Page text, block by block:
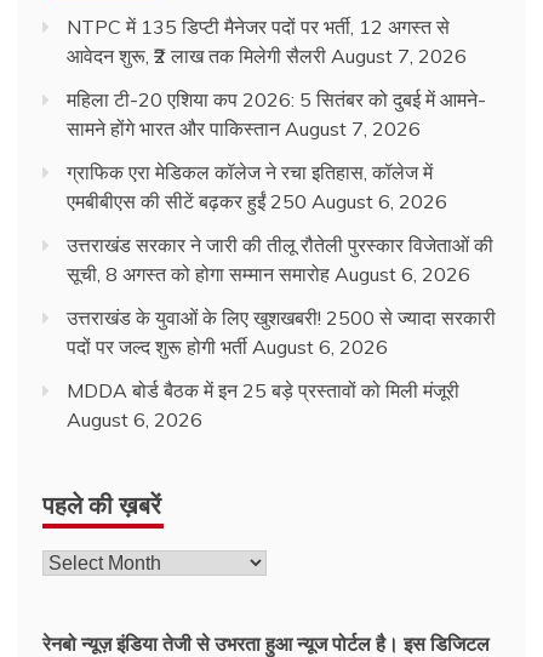
NTPC में 135 डिप्टी मैनेजर पदों पर भर्ती, 12 अगस्त से
आवेदन शुरू, ₹2 लाख तक मिलेगी सैलरी August 7, 2026
महिला टी-20 एशिया कप 2026: 5 सितंबर को दुबई में आमने-
सामने होंगे भारत और पाकिस्तान August 7, 2026
ग्राफिक एरा मेडिकल कॉलेज ने रचा इतिहास, कॉलेज में
एमबीबीएस की सीटें बढ़कर हुईं 250 August 6, 2026
उत्तराखंड सरकार ने जारी की तीलू रौतेली पुरस्कार विजेताओं की
सूची, 8 अगस्त को होगा सम्मान समारोह August 6, 2026
उत्तराखंड के युवाओं के लिए खुशखबरी! 2500 से ज्यादा सरकारी
पदों पर जल्द शुरू होगी भर्ती August 6, 2026
MDDA बोर्ड बैठक में इन 25 बड़े प्रस्तावों को मिली मंजूरी
August 6, 2026
पहले की ख़बरें
रेनबो न्यूज़ इंडिया तेजी से उभरता हुआ न्‍यूज पोर्टल है। इस डिजिटल